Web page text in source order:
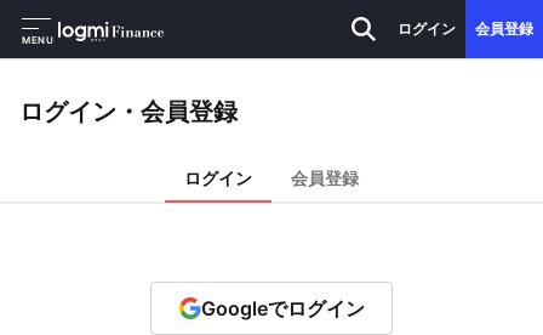
MENU
ログイン 会員登録
ログイン・会員登録
ログイン 会員登録
Googleでログイン